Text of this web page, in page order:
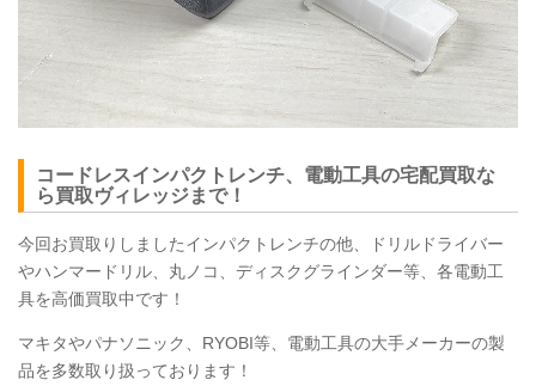
コードレスインパクトレンチ、電動工具の宅配買取な
ら買取ヴィレッジまで！
今回お買取りしましたインパクトレンチの他、ドリルドライバー
やハンマードリル、丸ノコ、ディスクグラインダー等、各電動工
具を高価買取中です！
マキタやパナソニック、RYOBI等、電動工具の大手メーカーの製
品を多数取り扱っております！